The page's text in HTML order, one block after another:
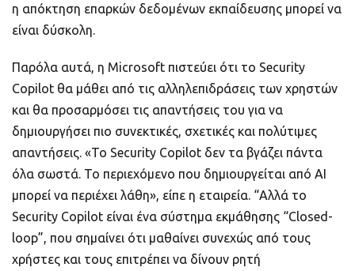
η απόκτηση επαρκών δεδομένων εκπαίδευσης μπορεί να
είναι δύσκολη.
Παρόλα αυτά, η Microsoft πιστεύει ότι το Security
Copilot θα μάθει από τις αλληλεπιδράσεις των χρηστών
και θα προσαρμόσει τις απαντήσεις του για να
δημιουργήσει πιο συνεκτικές, σχετικές και πολύτιμες
απαντήσεις. «Το Security Copilot δεν τα βγάζει πάντα
όλα σωστά. Το περιεχόμενο που δημιουργείται από AI
μπορεί να περιέχει λάθη», είπε η εταιρεία. “Αλλά το
Security Copilot είναι ένα σύστημα εκμάθησης “Closed-
loop”, που σημαίνει ότι μαθαίνει συνεχώς από τους
χρήστες και τους επιτρέπει να δίνουν ρητή